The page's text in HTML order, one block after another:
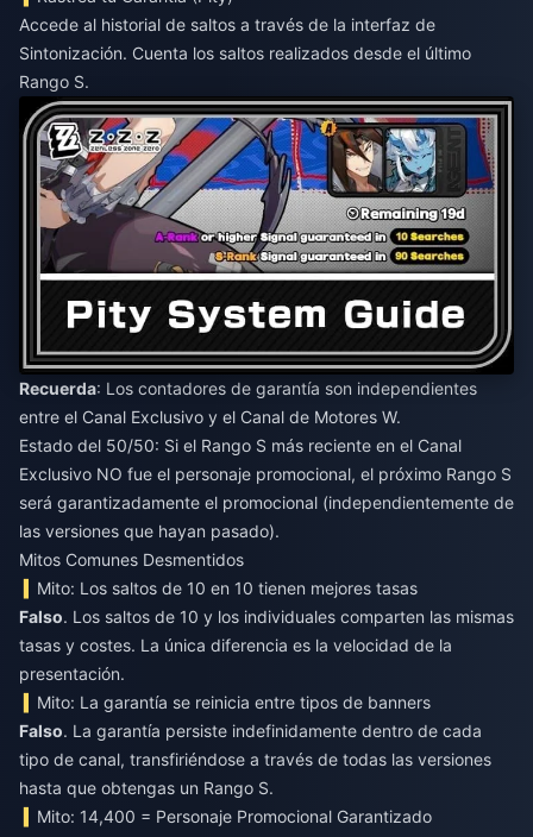
Accede al historial de saltos a través de la interfaz de
Sintonización. Cuenta los saltos realizados desde el último
Rango S.
Recuerda: Los contadores de garantía son independientes
entre el Canal Exclusivo y el Canal de Motores W.
Estado del 50/50: Si el Rango S más reciente en el Canal
Exclusivo NO fue el personaje promocional, el próximo Rango S
será garantizadamente el promocional (independientemente de
las versiones que hayan pasado).
Mitos Comunes Desmentidos
Mito: Los saltos de 10 en 10 tienen mejores tasas
Falso. Los saltos de 10 y los individuales comparten las mismas
tasas y costes. La única diferencia es la velocidad de la
presentación.
Mito: La garantía se reinicia entre tipos de banners
Falso. La garantía persiste indefinidamente dentro de cada
tipo de canal, transfiriéndose a través de todas las versiones
hasta que obtengas un Rango S.
Mito: 14,400 = Personaje Promocional Garantizado